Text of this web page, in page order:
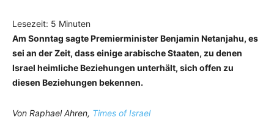
Lesezeit: 5 Minuten
Am Sonntag sagte Premierminister Benjamin Netanjahu, es
sei an der Zeit, dass einige arabische Staaten, zu denen
Israel heimliche Beziehungen unterhält, sich offen zu
diesen Beziehungen bekennen.
Von Raphael Ahren, Times of Israel